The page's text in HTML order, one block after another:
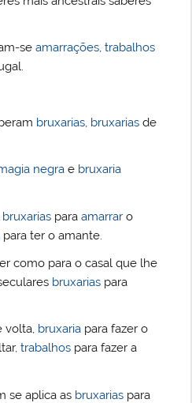
se amarrações, trabalhos
bruxarias, bruxariasde
negra e bruxaria
bruxarias paraamarrar o
para ter o amante.
como para o casal que lhe
bruxarias para
volta, bruxaria para fazer o
trabalhos para fazer a
se aplica as bruxariaspara